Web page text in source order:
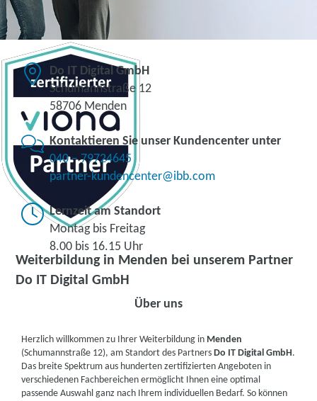
Weiterbildung in Menden bei unserem Partner
Do IT Digital GmbH
Do IT Digital GmbH
Schumannstraße 12
58706 Menden
Kontaktieren Sie unser Kundencenter unter
040 – 79724645
partner-kundencenter@ibb.com
Lernzeit am Standort
Montag bis Freitag
8.00 bis 16.15 Uhr
Über uns
Herzlich willkommen zu Ihrer Weiterbildung in Menden
(Schumannstraße 12), am Standort des PartnersDo IT Digital GmbH.
Das breite Spektrum aus hunderten zertifizierten Angeboten in
verschiedenen Fachbereichen ermöglicht Ihnen eine optimal
passende Auswahl ganz nach Ihrem individuellen Bedarf. So können